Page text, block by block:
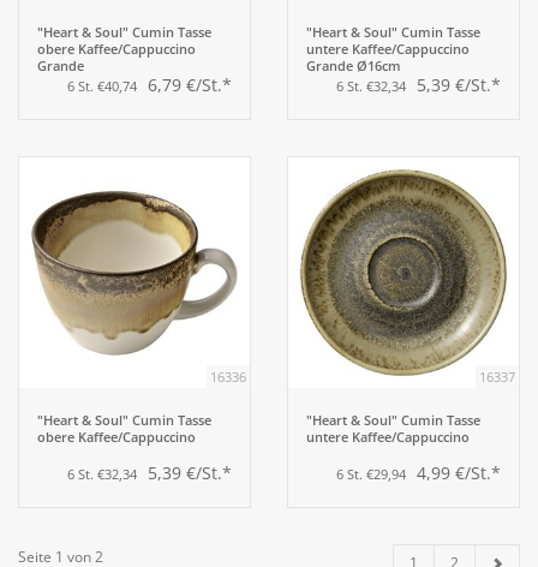
"Heart & Soul" Cumin Tasse
obere Kaffee/Cappuccino
Grande
6 St. €40,74 6,79 €/St.*
"Heart & Soul" Cumin Tasse
untere Kaffee/Cappuccino
Grande Ø16cm
6 St. €32,34
5,39 €/St.*
16336
"Heart & Soul" Cumin Tasse
obere Kaffee/Cappuccino
6 St. €32,34 5,39 €/St.*
16337
"Heart & Soul" Cumin Tasse
untere Kaffee/Cappuccino
6 St. €29,94 4,99 €/St.*
Seite 1 von 2